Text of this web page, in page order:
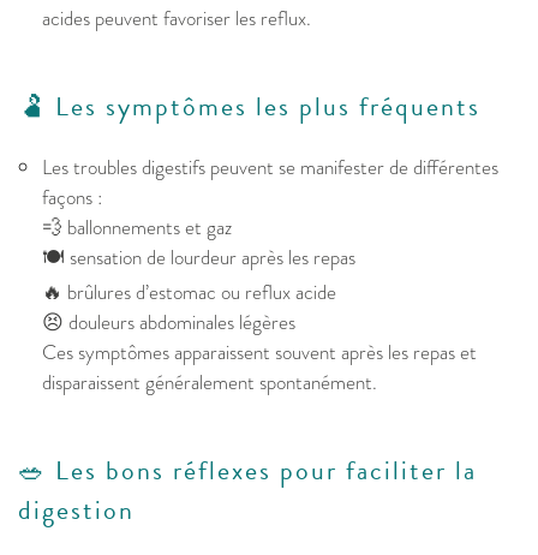
acides peuvent favoriser les reflux.
🫃 Les symptômes les plus fréquents
Les troubles digestifs peuvent se manifester de différentes
façons :
💨 ballonnements et gaz
🍽️ sensation de lourdeur après les repas
🔥 brûlures d’estomac ou reflux acide
😣 douleurs abdominales légères
Ces symptômes apparaissent souvent après les repas et
disparaissent généralement spontanément.
🥗 Les bons réflexes pour faciliter la
digestion